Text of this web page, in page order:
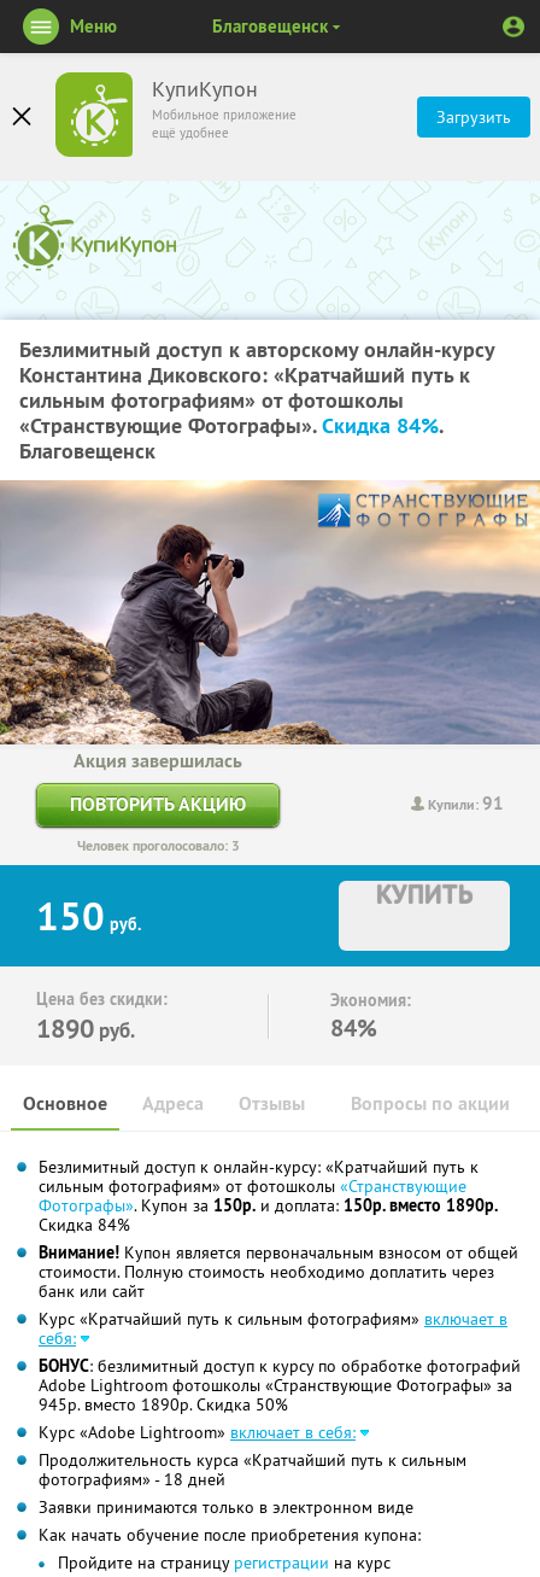
КупиКупон
Мобильное приложение
ещё удобнее
Загрузить
Меню Благовещенск
Безлимитный доступ к авторскому онлайн-курсу
Константина Диковского: «Кратчайший путь к
сильным фотографиям» от фотошколы
«Странствующие Фотографы».Скидка 84%.
Благовещенск
Купили:91
Акция завершилась
ПОВТОРИТЬ АКЦИЮ
Человек проголосовало: 3
150 руб.
КУПИТЬ
Цена без скидки:
1890 руб.
Экономия:
84%
Основное Отзывы Вопросы по акции
Адреса
Безлимитный доступ к онлайн-курсу: «Кратчайший путь к
сильным фотографиям» от фотошколы «Странствующие
Фотографы». Купон за 150р. и доплата: 150р. вместо 1890р.
Скидка 84%
Внимание! Купон является первоначальным взносом от общей
стоимости. Полную стоимость необходимо доплатить через
банк или сайт
Курс «Кратчайший путь к сильным фотографиям» включает в
себя:
БОНУС: безлимитный доступ к курсу по обработке фотографий
Adobe Lightroom фотошколы «Странствующие Фотографы» за
945р. вместо 1890р. Скидка 50%
Курс «Adobe Lightroom» включает в себя:
Продолжительность курса «Кратчайший путь к сильным
фотографиям» - 18 дней
Заявки принимаются только в электронном виде
Как начать обучение после приобретения купона:
Пройдите на страницу регистрации на курс